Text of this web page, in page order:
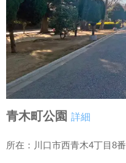
青木町公園 詳細
所在：川口市西青木4丁目8番